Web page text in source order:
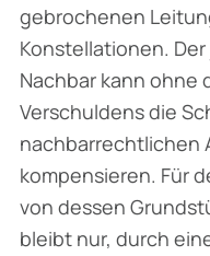
gebrochenen
Konstellationen.
Nachbar kann ohne
Verschuldens die
nachbarrechtlichen
kompensieren. Für
von dessen
bleibt nur, durch